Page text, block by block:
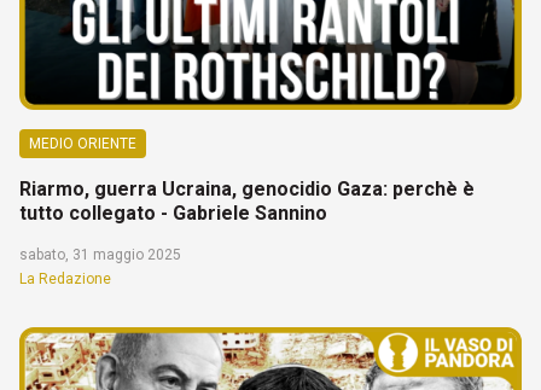
MEDIO ORIENTE
Riarmo, guerra Ucraina, genocidio Gaza: perchè è
tutto collegato - Gabriele Sannino
sabato, 31 maggio 2025
La Redazione